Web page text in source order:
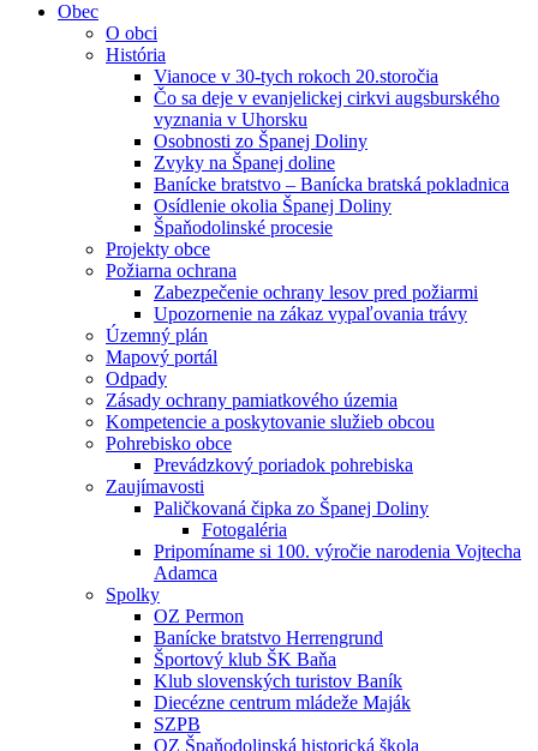
Obec
O obci
História
Vianoce v 30-tych rokoch 20.storočia
Čo sa deje v evanjelickej cirkvi augsburského
vyznania v Uhorsku
Osobnosti zo Španej Doliny
Zvyky na Španej doline
Banícke bratstvo – Banícka bratská pokladnica
Osídlenie okolia Španej Doliny
Špaňodolinské procesie
Projekty obce
Požiarna ochrana
Zabezpečenie ochrany lesov pred požiarmi
Upozornenie na zákaz vypaľovania trávy
Územný plán
Mapový portál
Odpady
Zásady ochrany pamiatkového územia
Kompetencie a poskytovanie služieb obcou
Pohrebisko obce
Prevádzkový poriadok pohrebiska
Zaujímavosti
Paličkovaná čipka zo Španej Doliny
Fotogaléria
Pripomíname si 100. výročie narodenia Vojtecha
Adamca
Spolky
OZ Permon
Banícke bratstvo Herrengrund
Športový klub ŠK Baňa
Klub slovenských turistov Baník
Diecézne centrum mládeže Maják
SZPB
OZ Špaňodolinská historická škola